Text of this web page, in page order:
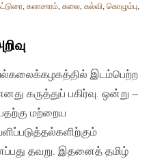
, கலாசாரம், கலை, கல்வி, கொழும்பு,
பல்கலைக்கழகத்தில் இடம்பெற்ற
கருத்துப் பகிர்வு. ஒன்று –
மற்றைய
தவறு. இதனைத் தமிழ்